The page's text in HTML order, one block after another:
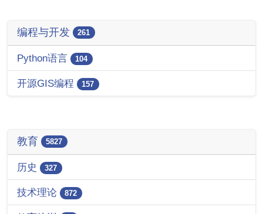
编程与开发 261
Python语言 104
开源GIS编程 157
教育 5827
历史 327
技术理论 872